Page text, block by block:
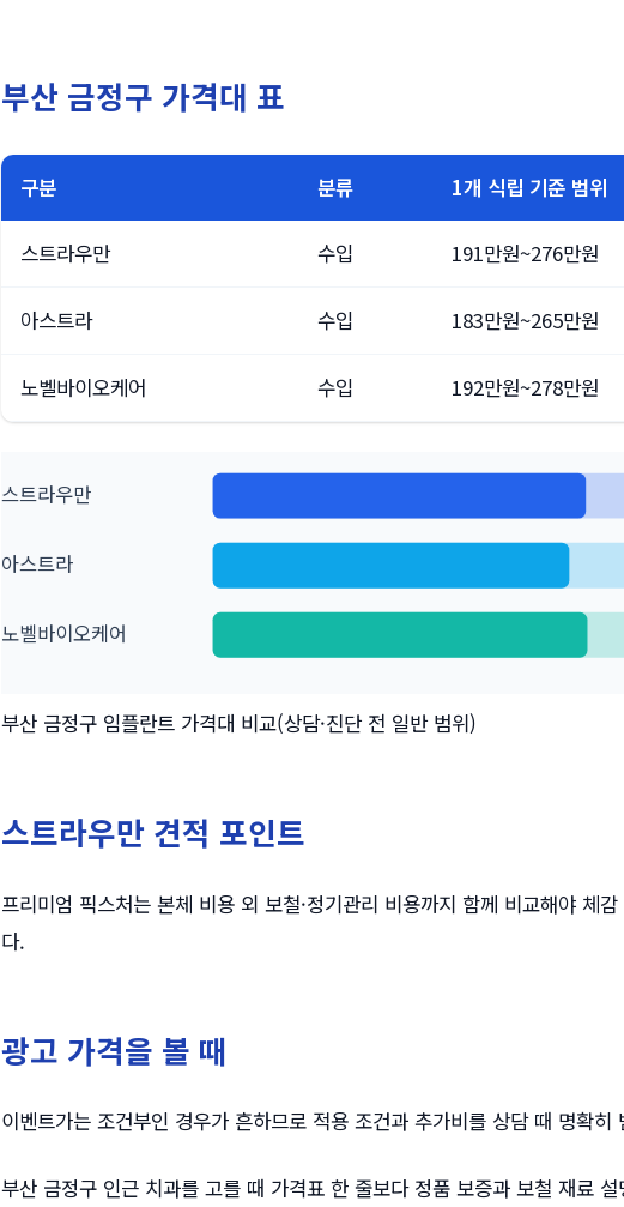
부산 금정구 가격대 표
구분 분류 1개 식립 기준 범위
스트라우만 수입 191만원~276만원
아스트라 수입 183만원~265만원
노벨바이오케어 수입 192만원~278만원
스트라우만
아스트라
노벨바이오케어
부산 금정구 임플란트 가격대 비교(상담·진단 전 일반 범위)
스트라우만 견적 포인트
프리미엄 픽스처는 본체 비용 외 보철·정기관리 비용까지 함께 비교해야 체
다.
광고 가격을 볼 때
이벤트가는 조건부인 경우가 흔하므로 적용 조건과 추가비를 상담 때 명확히
부산 금정구 인근 치과를 고를 때 가격표 한 줄보다 정품 보증과 보철 재료